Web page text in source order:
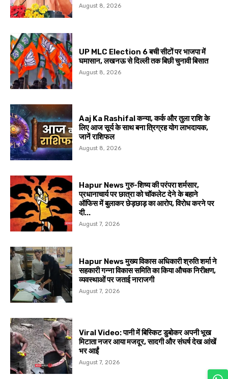
August 8, 2026
UP MLC Election 6 बची सीटों पर भाजपा में
घमासान, लखनऊ से दिल्ली तक बिछी चुनावी बिसात
August 8, 2026
Aaj Ka Rashifal कन्या, कर्क और तुला राशि के
लिए आज सूर्य के साथ बना त्रिग्रह योग लाभदायक,
जानें राशिफल
August 8, 2026
Hapur News गुरु-शिष्य की परंपरा शर्मसार,
प्रधानाचार्य पर छात्रा को चॉकलेट देने के बहाने
ऑफिस में बुलाकर छेड़छाड़ का आरोप, विरोध करने पर
दी...
August 7, 2026
Hapur News मुख्य विकास अधिकारी श्रुति शर्मा ने
सहकारी गन्ना विकास समिति का किया औचक निरीक्षण,
व्यवस्थाओं पर जताई नाराजगी
August 7, 2026
Viral Video: पानी में बिस्किट डुबोकर अपनी भूख
मिटाता नजर आया मजदूर, सादगी और संघर्ष देख आंखें
भर आईं
August 7, 2026